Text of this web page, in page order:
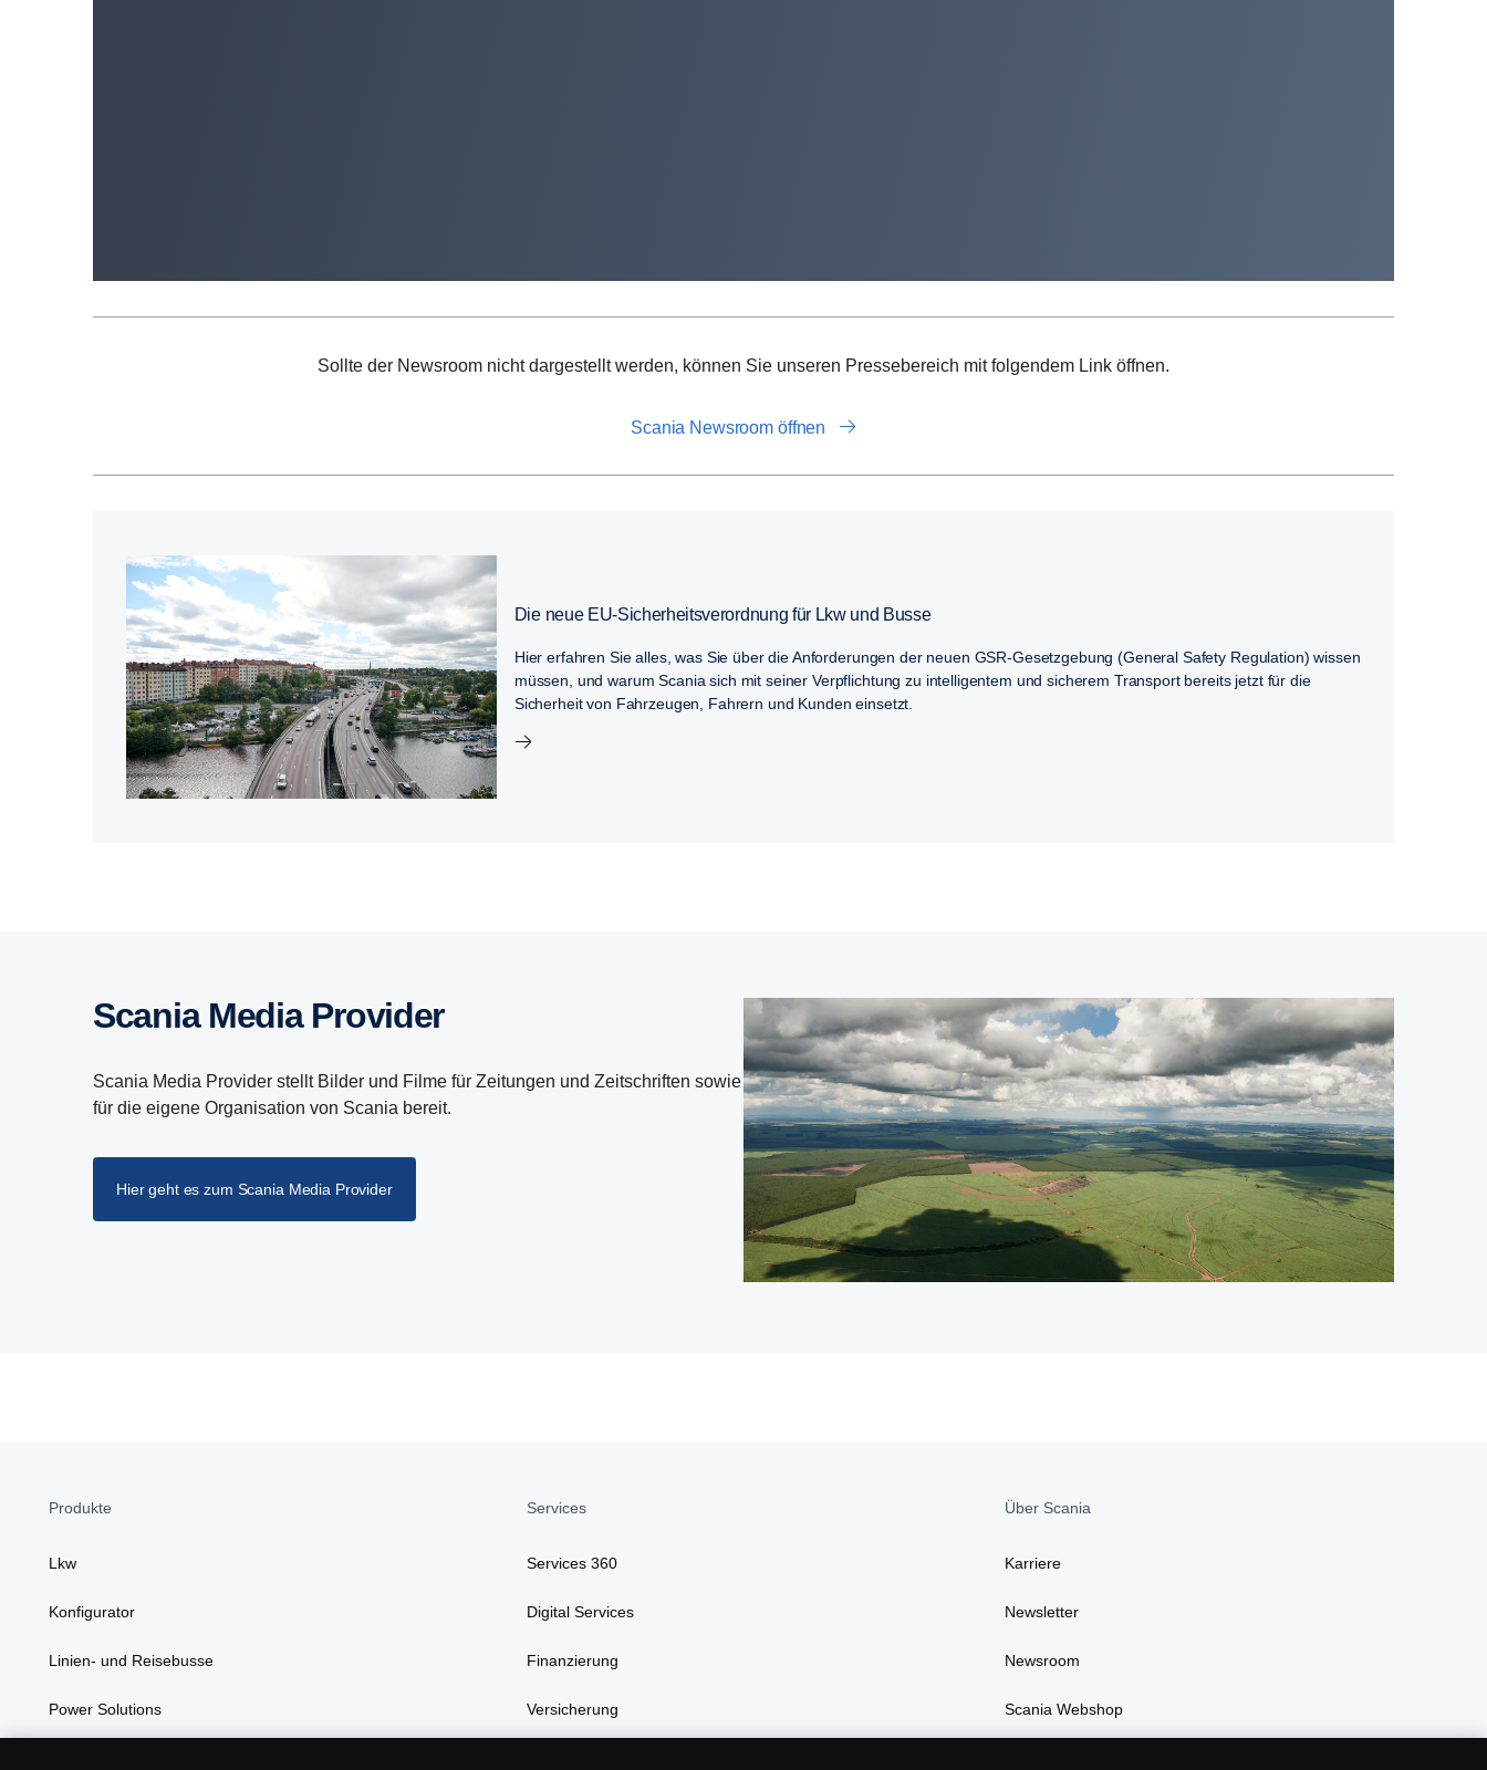
Sollte der Newsroom nicht dargestellt werden, können Sie unseren Pressebereich mit folgendem Link öffnen.
Scania Newsroom öffnen
Die neue EU-Sicherheitsverordnung für Lkw und Busse
Hier erfahren Sie alles, was Sie über die Anforderungen der neuen GSR-Gesetzgebung (General Safety Regulation) wissen
müssen, und warum Scania sich mit seiner Verpflichtung zu intelligentem und sicherem Transport bereits jetzt für die
Sicherheit von Fahrzeugen, Fahrern und Kunden einsetzt.
Scania Media Provider
Scania Media Provider stellt Bilder und Filme für Zeitungen und Zeitschriften sowie
für die eigene Organisation von Scania bereit.
Hier geht es zum Scania Media Provider
Produkte
Lkw
Konfigurator
Linien- und Reisebusse
Power Solutions
Services
Services 360
Digital Services
Finanzierung
Versicherung
Über Scania
Karriere
Newsletter
Newsroom
Scania Webshop